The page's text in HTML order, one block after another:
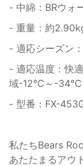
- 中綿：BRウォ
- 重量：約
- 適応シーズン
- 適応温度：快
域-12℃～-34℃
- 型番：FX-
私たちBears
あたたまるアウ